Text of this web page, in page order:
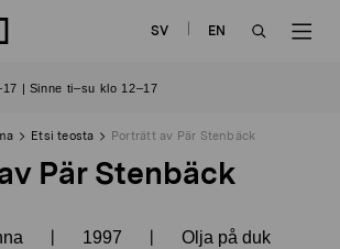
SV
EN
| Sinne ti–su klo 12–17
Etsi teosta Porträtt av Pär Stenbäck
Pär Stenbäck
| 1997 | Olja på duk